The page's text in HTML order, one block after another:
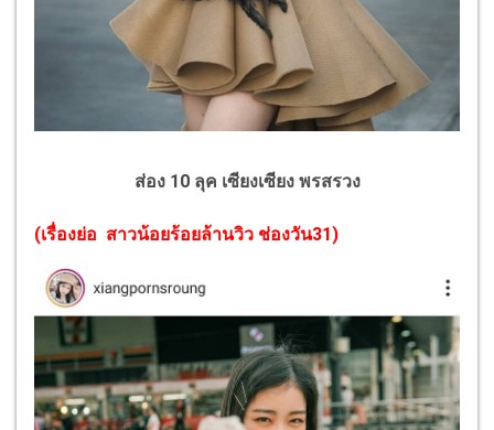
ส่อง 10 ลุค เซียงเซียง พรสรวง
(เรื่องย่อ สาวน้อยร้อยล้านวิว ช่องวัน31)